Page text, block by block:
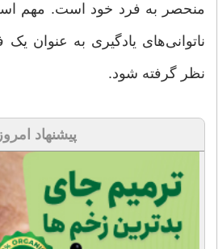
منحصر به فرد خود است. مهم
ناتوانی‌های یادگیری به عنوان
نظر گرفته شود.
پیشنهاد امروز